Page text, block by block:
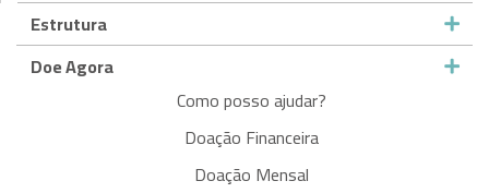
Estrutura
Doe Agora
Como posso ajudar?
Doação Financeira
Doação Mensal